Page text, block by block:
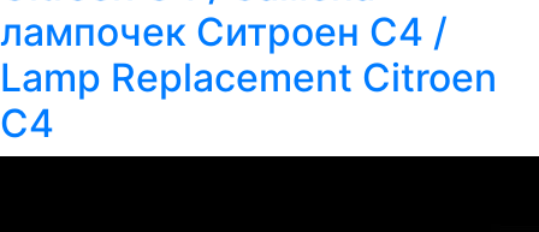
лампочек Ситроен С4 /
Lamp Replacement Citroen
C4